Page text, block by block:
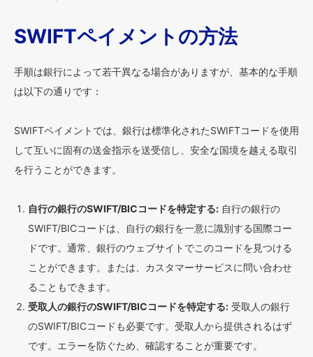
SWIFTペイメントの方法
手順は銀行によって若干異なる場合がありますが、基本的な手順
は以下の通りです：
SWIFTペイメントでは、銀行は標準化されたSWIFTコードを使用
して互いに固有の送金指示を送受信し、安全な国境を越える取引
を行うことができます。
自行の銀行のSWIFT/BICコードを特定する: 自行の銀行の
SWIFT/BICコードは、自行の銀行を一意に識別する国際コー
ドです。通常、銀行のウェブサイトでこのコードを見つける
ことができます。または、カスタマーサービスに問い合わせ
ることもできます。
受取人の銀行のSWIFT/BICコードを特定する: 受取人の銀行
のSWIFT/BICコードも必要です。受取人から提供されるはず
です。エラーを防ぐため、確認することが重要です。